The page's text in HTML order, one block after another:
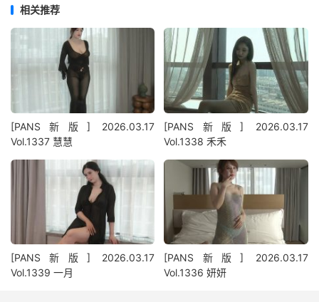
相关推荐
[PANS新版] 2026.03.17
Vol.1337 慧慧
[PANS新版] 2026.03.17
Vol.1338 禾禾
[PANS新版] 2026.03.17
Vol.1339 一月
[PANS新版] 2026.03.17
Vol.1336 妍妍